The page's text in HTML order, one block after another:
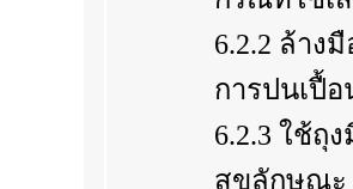
6.2.2 ล้าง
การปนเปื้
6.2.3 ใช้ถุ
สุขลักษณะ